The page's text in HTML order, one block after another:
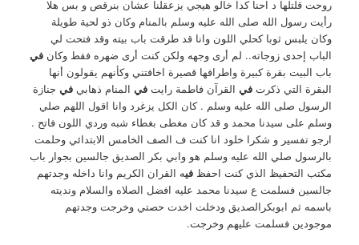
روحت قلتلها د احنا كدا خالو هيجي يزعقلنا عشان بنرقص و بس هلا
رأيت رسول الله صلى الله عليه وسلم بالمنام وكان ذو لحية طويلة
وكان يلبس ثوبا كحلي اللون وانا قد طرقت باب بيته وقد فتحت لي
الباب إحدى زوجاته.. لم أرى وجهه ولكن كنت أرى ضهره فقط وكانفي
باب البيت بقرة كبيرة واطرافها قصيرة اخافتني وكأنهم يقولون أنها
البقرة التي ذكرتفي القرآن فاطمة رايتفي المنام ذهابيفي جنازة
الرسول صلى الله عليه وسلم . كان الكل يزغرد وانا اقول اللهم صلي
وسلم على سيدنا محمد و قد كان مغطى بغطاء شبه وردي اللون فاتح .
ارجو تفسير و شكرا خلود انا كنت ف الصف الخامس الابتدائي وحلمت
بالرسول صلي الله عليه وسلم هو وابي بكر الصديق جالسين بجوار باب
مكتب التحفيظ الذي كنت احفظفيه القران الكريم وانا داخله وجدتهم
جالسين فسلمت ع سيدنا محمد عليه افضل الصلاه والسلام ونديته
باسمه ثم ابوبكرالصديق ودخلت اخدت حصتي وخرجت وجدتهم
موجودين فسلمت عليهم وخرجت.